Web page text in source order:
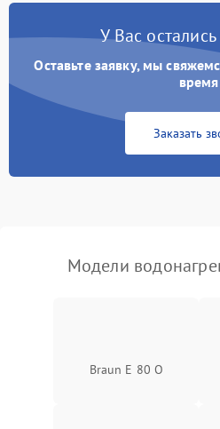
У Вас
Оставьте заявку, мы
время
Заказать
Модели
Braun E 80 O